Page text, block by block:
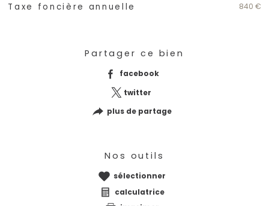
Taxe foncière annuelle 840 €
Partager ce bien
facebook
twitter
plus de partage
Nos outils
sélectionner
calculatrice